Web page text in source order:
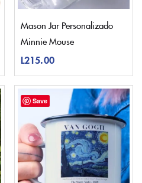
Mason Jar Personalizado
Minnie Mouse
L215.00
Save